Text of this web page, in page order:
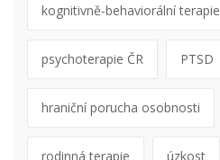
kognitivně-behaviorální terapie
psychoterapie ČR PTSD
hraniční porucha osobnosti
rodinná terapie úzkost